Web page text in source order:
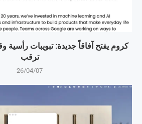
كروم يفتح آفاقاً جديدة: تبويبات رأسية
ترقب
26/04/07